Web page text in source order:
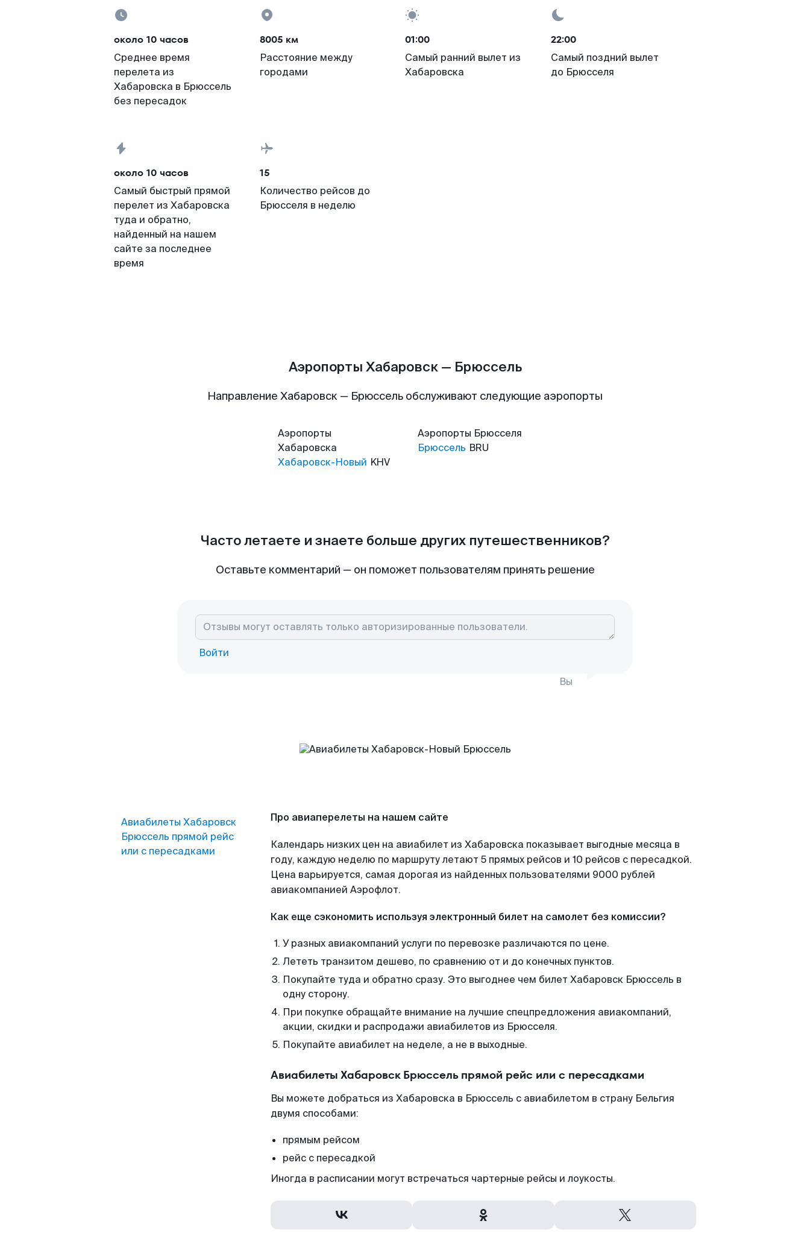
около 10 часов
Среднее время
перелета из
Хабаровска в Брюссель
без пересадок
8005 км
Расстояние между
городами
01:00
Самый ранний вылет из
Хабаровска
22:00
Самый поздний вылет
до Брюсселя
около 10 часов
Самый быстрый прямой
перелет из Хабаровска
туда и обратно,
найденный на нашем
сайте за последнее
время
15
Количество рейсов до
Брюсселя в неделю
Аэропорты Хабаровск — Брюссель
Направление Хабаровск — Брюссель обслуживают следующие аэропорты
Аэропорты
Хабаровска
Хабаровск-Новый KHV
Аэропорты Брюсселя
Брюссель BRU
Часто летаете и знаете больше других путешественников?
Оставьте комментарий — он поможет пользователям принять решение
Войти
Вы
Авиабилеты Хабаровск
Брюссель прямой рейс
или с пересадками
Про авиаперелеты на нашем сайте
Календарь низких цен на авиабилет из Хабаровска показывает выгодные месяца в
году, каждую неделю по маршруту летают 5 прямых рейсов и 10 рейсов с пересадкой.
Цена варьируется, самая дорогая из найденных пользователями 9000 рублей
авиакомпанией Аэрофлот.
Как еще сэкономить используя электронный билет на самолет без комиссии?
У разных авиакомпаний услуги по перевозке различаются по цене.
Лететь транзитом дешево, по сравнению от и до конечных пунктов.
Покупайте туда и обратно сразу. Это выгоднее чем билет Хабаровск Брюссель в
одну сторону.
При покупке обращайте внимание на лучшие спецпредложения авиакомпаний,
акции, скидки и распродажи авиабилетов из Брюсселя.
Покупайте авиабилет на неделе, а не в выходные.
Авиабилеты Хабаровск Брюссель прямой рейс или с пересадками
Вы можете добраться из Хабаровска в Брюссель с авиабилетом в страну Бельгия
двумя способами:
прямым рейсом
рейс с пересадкой
Иногда в расписании могут встречаться чартерные рейсы и лоукосты.